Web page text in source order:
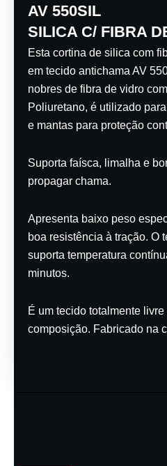
AV 550SIL
SILICA C/ FIBRA
Esta cortina de silica com
em tecido antichama AV
nobres de fibra de vidro
Poliuretano, é utilizado
e mantas para proteção
Suporta faísca, limalha e
propagar chama.
Apresenta baixo peso
boa resistência à tração. O
suporta temperatura
minutos.
É um tecido totalmente
composição. Fabricado na